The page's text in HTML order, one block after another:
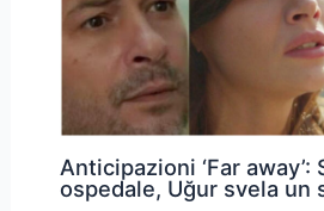
Anticipazioni ‘Far away’:
ospedale, Uğur svela un